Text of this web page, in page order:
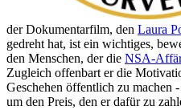
der Dokumentarfilm, den Laura
gedreht hat, ist ein wichtiges,
den Menschen, der die NSA-
Zugleich offenbart er die
Geschehen öffentlich zu machen
um den Preis, den er dafür zu